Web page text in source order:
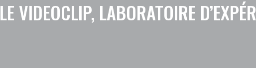
LE VIDEOCLIP, LABORATOIRE